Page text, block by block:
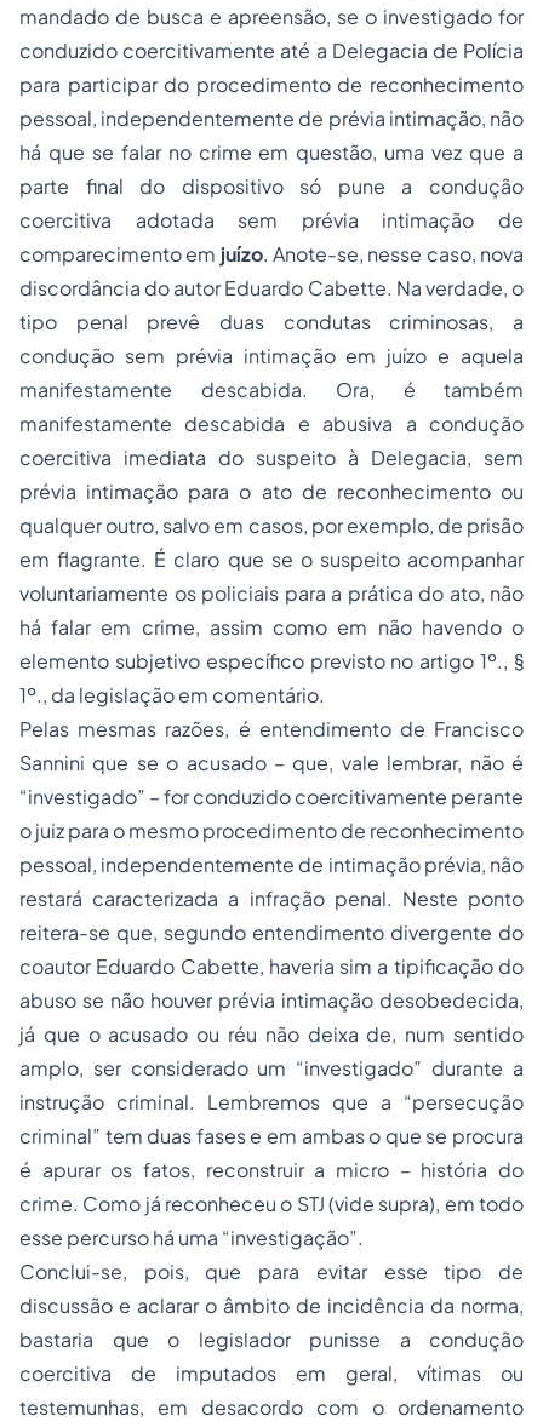
mandado de busca e apreensão, se o investigado for
conduzido coercitivamente até a Delegacia de Polícia
para participar do procedimento de reconhecimento
pessoal, independentemente de prévia intimação, não
há que se falar no crime em questão, uma vez que a
parte final do dispositivo só pune a condução
coercitiva adotada sem prévia intimação de
comparecimento em juízo. Anote-se, nesse caso, nova
discordância do autor Eduardo Cabette. Na verdade, o
tipo penal prevê duas condutas criminosas, a
condução sem prévia intimação em juízo e aquela
manifestamente descabida. Ora, é também
manifestamente descabida e abusiva a condução
coercitiva imediata do suspeito à Delegacia, sem
prévia intimação para o ato de reconhecimento ou
qualquer outro, salvo em casos, por exemplo, de prisão
em flagrante. É claro que se o suspeito acompanhar
voluntariamente os policiais para a prática do ato, não
há falar em crime, assim como em não havendo o
elemento subjetivo específico previsto no artigo 1º., §
1º., da legislação em comentário.
Pelas mesmas razões, é entendimento de Francisco
Sannini que se o acusado – que, vale lembrar, não é
“investigado” – for conduzido coercitivamente perante
o juiz para o mesmo procedimento de reconhecimento
pessoal, independentemente de intimação prévia, não
restará caracterizada a infração penal. Neste ponto
reitera-se que, segundo entendimento divergente do
coautor Eduardo Cabette, haveria sim a tipificação do
abuso se não houver prévia intimação desobedecida,
já que o acusado ou réu não deixa de, num sentido
amplo, ser considerado um “investigado” durante a
instrução criminal. Lembremos que a “persecução
criminal” tem duas fases e em ambas o que se procura
é apurar os fatos, reconstruir a micro – história do
crime. Como já reconheceu o STJ (vide supra), em todo
esse percurso há uma “investigação”.
Conclui-se, pois, que para evitar esse tipo de
discussão e aclarar o âmbito de incidência da norma,
bastaria que o legislador punisse a condução
coercitiva de imputados em geral, vítimas ou
testemunhas, em desacordo com o ordenamento